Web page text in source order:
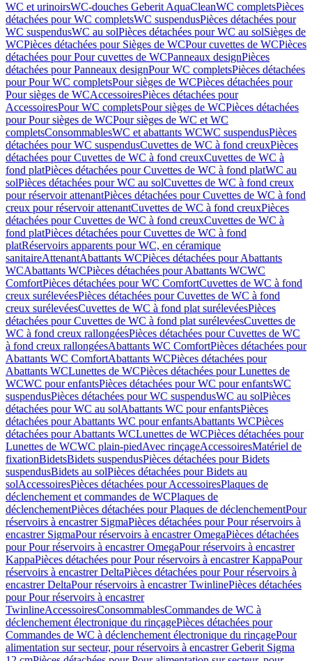
WC et urinoirsWC-douches Geberit AquaCleanWC completsPièces
détachées pour WC completsWC suspendusPièces détachées pour
WC suspendusWC au solPièces détachées pour WC au solSièges de
WCPièces détachées pour Sièges de WCPour cuvettes de WCPièces
détachées pour Pour cuvettes de WCPanneaux designPièces
détachées pour Panneaux designPour WC completsPièces détachées
pour Pour WC completsPour sièges de WCPièces détachées pour
Pour sièges de WCAccessoiresPièces détachées pour
AccessoiresPour WC completsPour sièges de WCPièces détachées
pour Pour sièges de WCPour sièges de WC et WC
completsConsommablesWC et abattants WCWC suspendusPièces
détachées pour WC suspendusCuvettes de WC à fond creuxPièces
détachées pour Cuvettes de WC à fond creuxCuvettes de WC à
fond platPièces détachées pour Cuvettes de WC à fond platWC au
solPièces détachées pour WC au solCuvettes de WC à fond creux
pour réservoir attenantPièces détachées pour Cuvettes de WC à fond
creux pour réservoir attenantCuvettes de WC à fond creuxPièces
détachées pour Cuvettes de WC à fond creuxCuvettes de WC à
fond platPièces détachées pour Cuvettes de WC à fond
platRéservoirs apparents pour WC, en céramique
sanitaireAttenantAbattants WCPièces détachées pour Abattants
WCAbattants WCPièces détachées pour Abattants WCWC
ComfortPièces détachées pour WC ComfortCuvettes de WC à fond
creux surélevéesPièces détachées pour Cuvettes de WC à fond
creux surélevéesCuvettes de WC à fond plat surélevéesPièces
détachées pour Cuvettes de WC à fond plat surélevéesCuvettes de
WC à fond creux rallongéesPièces détachées pour Cuvettes de WC
à fond creux rallongéesAbattants WC ComfortPièces détachées pour
Abattants WC ComfortAbattants WCPièces détachées pour
Abattants WCLunettes de WCPièces détachées pour Lunettes de
WCWC pour enfantsPièces détachées pour WC pour enfantsWC
suspendusPièces détachées pour WC suspendusWC au solPièces
détachées pour WC au solAbattants WC pour enfantsPièces
détachées pour Abattants WC pour enfantsAbattants WCPièces
détachées pour Abattants WCLunettes de WCPièces détachées pour
Lunettes de WCWC plain-piedAvec rinçageAccessoiresMatériel de
fixationBidetsBidets suspendusPièces détachées pour Bidets
suspendusBidets au solPièces détachées pour Bidets au
solAccessoiresPièces détachées pour AccessoiresPlaques de
déclenchement et commandes de WCPlaques de
déclenchementPièces détachées pour Plaques de déclenchementPour
réservoirs à encastrer SigmaPièces détachées pour Pour réservoirs à
encastrer SigmaPour réservoirs à encastrer OmegaPièces détachées
pour Pour réservoirs à encastrer OmegaPour réservoirs à encastrer
KappaPièces détachées pour Pour réservoirs à encastrer KappaPour
réservoirs à encastrer DeltaPièces détachées pour Pour réservoirs à
encastrer DeltaPour réservoirs à encastrer TwinlinePièces détachées
pour Pour réservoirs à encastrer
TwinlineAccessoiresConsommablesCommandes de WC à
déclenchement électronique du rinçagePièces détachées pour
Commandes de WC à déclenchement électronique du rinçagePour
alimentation sur secteur, pour réservoirs à encastrer Geberit Sigma